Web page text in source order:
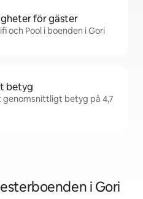
för gäster
och Pool i boenden i Gori
betyg
genomsnittligt betyg på 4,7
i Gori